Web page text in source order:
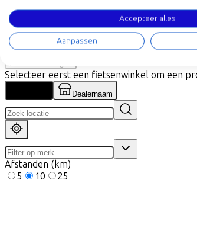
Vind de fiets bij de
Let op! Niet elke fiets is op voorraad. Laat
Selecteer eerst een fietsenwinkel om een
Dealernaam
Afstanden (km)
5
10 25
Accepteer alles
Aanpassen